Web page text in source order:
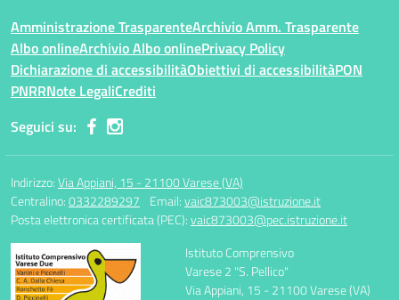
Amministrazione TrasparenteArchivio Amm. Trasparente
Albo onlineArchivio Albo onlinePrivacy Policy
Dichiarazione di accessibilitàObiettivi di accessibilitàPON
PNRRNote LegaliCrediti
Seguici su:
Indirizzo:Via Appiani, 15 - 21100 Varese (VA)
Centralino:0332289297 Email:vaic873003@istruzione.it
Posta elettronica certificata (PEC):vaic873003@pec.istruzione.it
Istituto Comprensivo
Varese 2 "S. Pellico"
Via Appiani, 15 - 21100 Varese (VA)